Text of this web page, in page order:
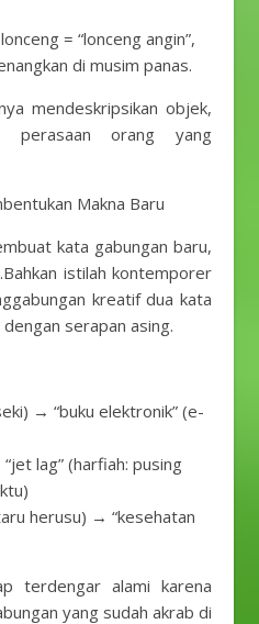
= “lonceng angin”,
di musim panas.
mendeskripsikan objek,
perasaan orang yang
Makna Baru
kata gabungan baru,
istilah kontemporer
kreatif dua kata
serapan asing.
→ “buku elektronik” (e-
lag” (harfiah: pusing
herusu) → “kesehatan
terdengar alami karena
yang sudah akrab di